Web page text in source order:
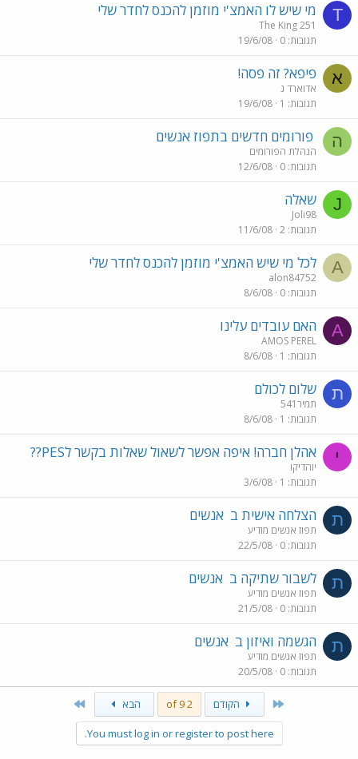
T מי שיש לו האמצ'י מוזמן להכנס לחדר שלי
The King 251
תגובות 0
19/6/08
א פיפא? זה פסה!
אדוארד נ
תגובות 1
19/6/08
ה פורומים חדשים בתפוז אנשים
הנהלת הפורומים
תגובות 0
12/6/08
J שאלה
Joli98
תגובות 2
11/6/08
A לכל מי שיש האמצ'י מוזמן להכנס לחדר שלי
alon84752
תגובות 0
8/6/08
A האם עובדים עלינו
AMOS PEREL
תגובות 1
8/6/08
ת שלום לכולם
תמיר541
תגובות 1
8/6/08
י אהלן חברה! איפה אפשר לשאול שאלות בקשר לPES??
יוהדיקו
תגובות 1
3/6/08
ת הצלחה אישית ב אנשים
תפוז אנשים מודיע
תגובות 0
22/5/08
ת לשבור שתיקה ב אנשים
תפוז אנשים מודיע
תגובות 0
21/5/08
ת הגשמה ואיזון ב אנשים
תפוז אנשים מודיע
תגובות 0
20/5/08
First הקודם 2 of 9 הבא
You must log in or register to post here.